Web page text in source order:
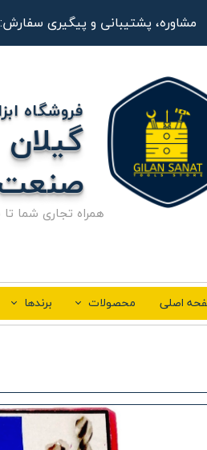
مشاوره، پشتیبانی و پیگیری سفارش:01344530195 - 09111843948
اصلی محصولات برندها
گیلان
فروشگاه
همراه تجاری شما